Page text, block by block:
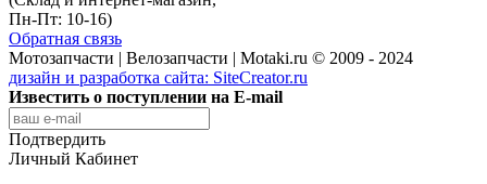
Пн-Пт: 10-16)
Обратная связь
Мотозапчасти | Велозапчасти | Motaki.ru © 2009 - 2024
дизайн и разработка сайта: SiteCreator.ru
Известить о поступлении на E-mail
Подтвердить
Личный Кабинет